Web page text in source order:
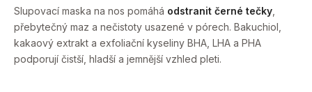
produktu
je
0,0
z
5
hvězdiček.
Slupovací maska na nos pomáhá odstranit černé tečky
přebytečný maz a nečistoty usazené v pórech. Bakuchiol,
kakaový extrakt a exfoliační kyseliny BHA, LHA a PHA
podporují čistší, hladší a jemnější vzhled pleti.
o
p
o
r
u